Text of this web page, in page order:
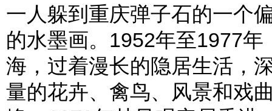
一人躲到重庆弹子石的一个
的水墨画。1952年至1977年
海，过着漫长的隐居生活，
量的花卉、禽鸟、风景和戏